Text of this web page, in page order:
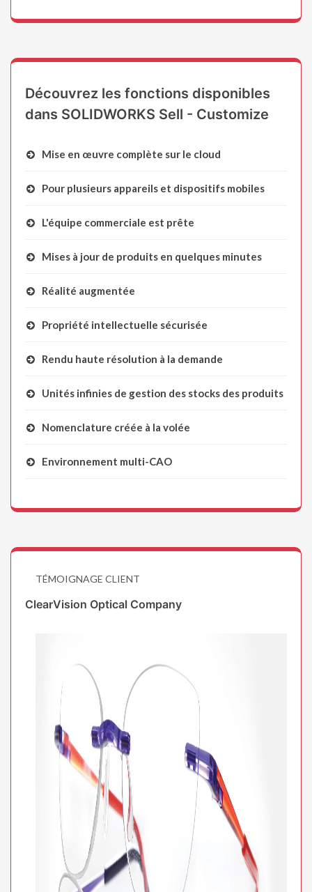
Découvrez les fonctions disponibles
dans SOLIDWORKS Sell - Customize
Mise en œuvre complète sur le cloud
Pour plusieurs appareils et dispositifs mobiles
L'équipe commerciale est prête
Mises à jour de produits en quelques minutes
Réalité augmentée
Propriété intellectuelle sécurisée
Rendu haute résolution à la demande
Unités infinies de gestion des stocks des produits
Nomenclature créée à la volée
Environnement multi-CAO
TÉMOIGNAGE CLIENT
ClearVision Optical Company